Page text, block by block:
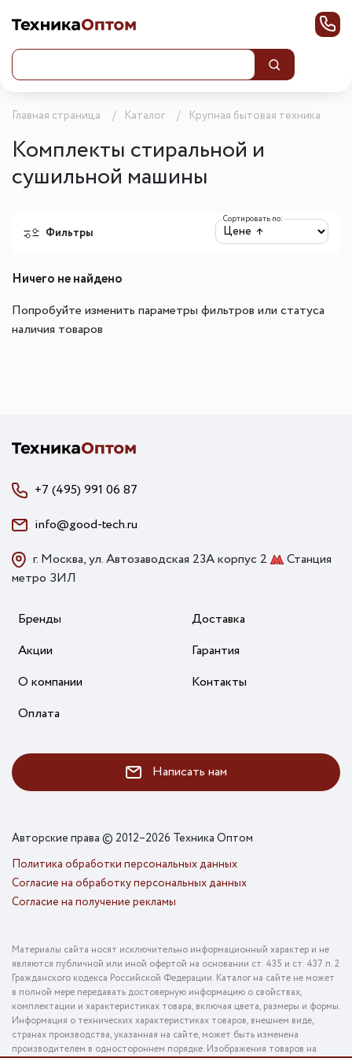
Главная страница Каталог Крупная бытовая техника
Комплекты стиральной и
сушильной машины
Фильтры
Сортировать по:
Ничего не найдено
Попробуйте изменить параметры фильтров или статуса
наличия товаров
+7 (495) 991 06 87
info@good-tech.ru
г. Москва, ул. Автозаводская 23А корпус 2
Станция
метро ЗИЛ
Бренды
Акции
О компании
Оплата
Доставка
Гарантия
Контакты
Написать нам
Авторские права © 2012–2026 Техника Оптом
Политика обработки персональных данных
Согласие на обработку персональных данных
Согласие на получение рекламы
Материалы сайта носят исключительно информационный характер и не
являются публичной или иной офертой на основании ст. 435 и ст. 437 п. 2
Гражданского кодекса Российской Федерации. Каталог на сайте не может
в полной мере передавать достоверную информацию о свойствах,
комплектации и характеристиках товара, включая цвета, размеры и формы.
Информация о технических характеристиках товаров, внешнем виде,
странах производства, указанная на сайте, может быть изменена
производителем в одностороннем порядке. Изображения товаров на